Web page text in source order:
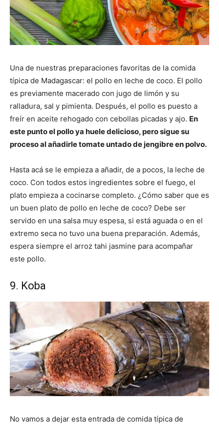
Una de nuestras preparaciones favoritas de la comida
típica de Madagascar: el pollo en leche de coco. El pollo
es previamente macerado con jugo de limón y su
ralladura, sal y pimienta. Después, el pollo es puesto a
freír en aceite rehogado con cebollas picadas y ajo. En
este punto el pollo ya huele delicioso, pero sigue su
proceso al añadirle tomate untado de jengibre en polvo.
Hasta acá se le empieza a añadir, de a pocos, la leche de
coco. Con todos estos ingredientes sobre el fuego, el
plato empieza a cocinarse completo. ¿Cómo saber que es
un buen plato de pollo en leche de coco? Debe ser
servido en una salsa muy espesa, si está aguada o en el
extremo seca no tuvo una buena preparación. Además,
espera siempre el arroz tahi jasmine para acompañar
este pollo.
9. Koba
No vamos a dejar esta entrada de comida típica de